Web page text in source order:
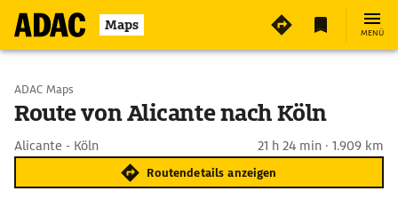
Maps MENÜ
Start wählen
ADAC Maps
Route von Alicante nach Köln
Alicante - Köln 21 h 24 min · 1.909 km
Routendetails anzeigen